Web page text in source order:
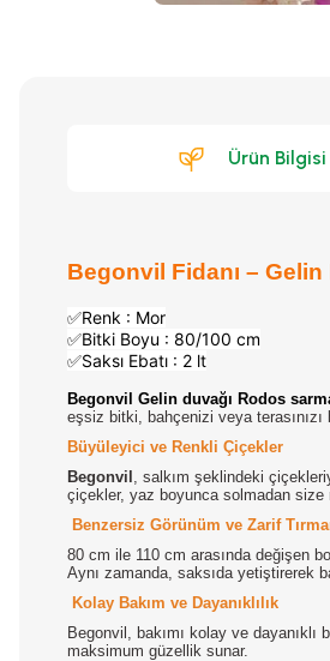
Ürün Bilgisi
Begonvil Fidanı – Gelin
✅Renk : Mor
✅Bitki Boyu : 80/100 cm
✅Saksı Ebatı : 2 lt
Begonvil Gelin duvağı Rodos
eşsiz bitki, bahçenizi veya
Büyüleyici ve Renkli Çiçekler
Begonvil , salkım şeklindeki
çiçekler, yaz boyunca solmadan size
Benzersiz Görünüm ve Zarif
80 cm ile 110 cm arasında değişen
Aynı zamanda, saksıda yetiştirerek
Kolay Bakım ve Dayanıklılık
Begonvil, bakımı kolay ve
maksimum güzellik sunar.